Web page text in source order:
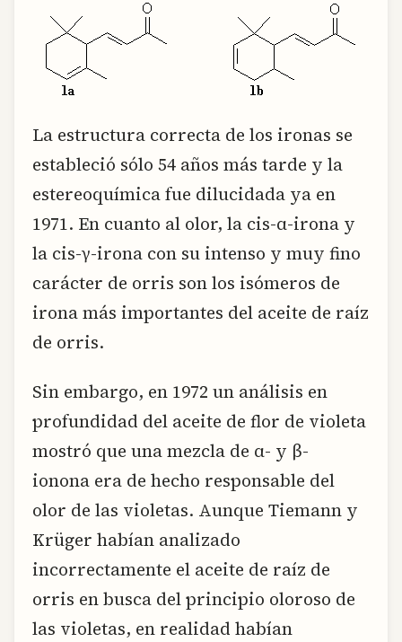
La estructura correcta de los ironas se
estableció sólo 54 años más tarde y la
estereoquímica fue dilucidada ya en
1971. En cuanto al olor, la cis-α-irona y
la cis-γ-irona con su intenso y muy fino
carácter de orris son los isómeros de
irona más importantes del aceite de raíz
de orris.
Sin embargo, en 1972 un análisis en
profundidad del aceite de flor de violeta
mostró que una mezcla de α- y β-
ionona era de hecho responsable del
olor de las violetas. Aunque Tiemann y
Krüger habían analizado
incorrectamente el aceite de raíz de
orris en busca del principio oloroso de
las violetas, en realidad habían